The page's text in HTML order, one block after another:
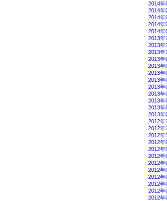
2014年
2014年
2014年
2014年
2014年
2013年
2013年
2013年
2013年
2013年
2013年
2013年
2013年
2013年
2013年
2013年
2013年
2012年
2012年
2012年
2012年
2012年
2012年
2012年
2012年
2012年
2012年
2012年
2012年